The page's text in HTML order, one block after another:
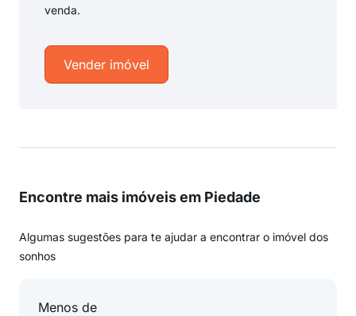
venda.
Vender imóvel
Encontre mais imóveis em Piedade
Algumas sugestões para te ajudar a encontrar o imóvel dos
sonhos
Menos de